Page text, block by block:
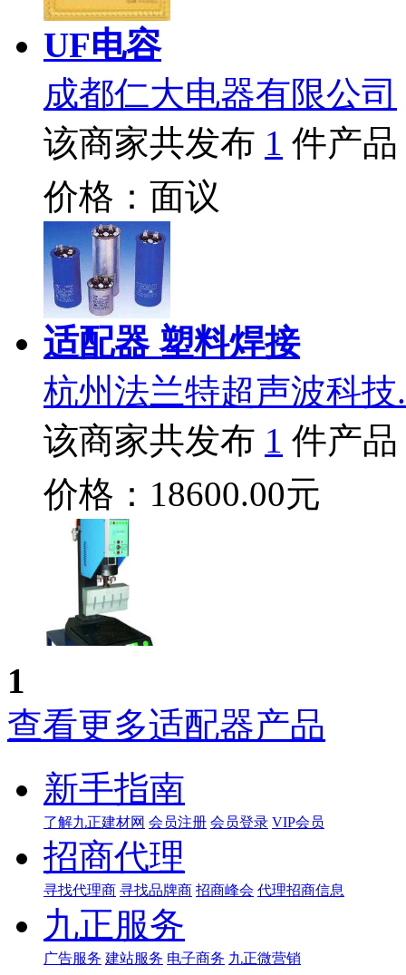
UF电容
成都仁大电器有限公司
该商家共发布 1 件产品
价格：面议
适配器 塑料焊接
杭州法兰特超声波科技
该商家共发布 1 件产品
价格：18600.00元
1
查看更多适配器产品
新手指南
了解九正建材网 会员注册 会员登录 VIP会员
招商代理
寻找代理商 寻找品牌商 招商峰会 代理招商信息
九正服务
广告服务 建站服务 电子商务 九正微营销